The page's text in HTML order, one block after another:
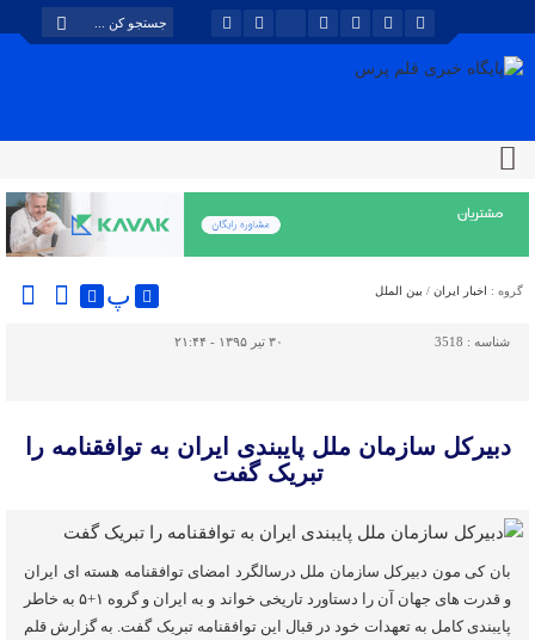
گروه : اخبار ایران / بین الملل پ
شناسه : 3518 ۳۰ تیر ۱۳۹۵ - ۲۱:۴۴
دبیرکل سازمان ملل پایبندی ایران به توافقنامه را
تبریک گفت
بان کی مون دبیرکل سازمان ملل درسالگرد امضای توافقنامه هسته ای ایران
و قدرت های جهان آن را دستاورد تاریخی خواند و به ایران و گروه ۱+۵ به خاطر
پایبندی کامل به تعهدات خود در قبال این توافقنامه تبریک گفت. به گزارش قلم